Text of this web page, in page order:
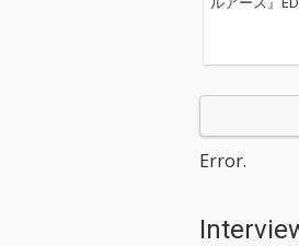
Error.